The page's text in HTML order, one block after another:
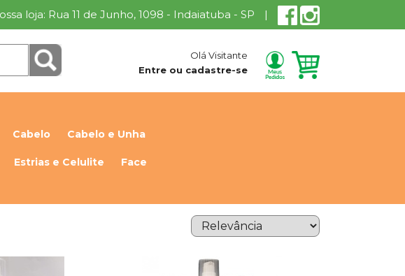
loja: Rua 11 de Junho, 1098 - Indaiatuba - SP |
Olá Visitante
Entre ou cadastre-se
Cabelo Cabelo e Unha
Estrias e Celulite Face